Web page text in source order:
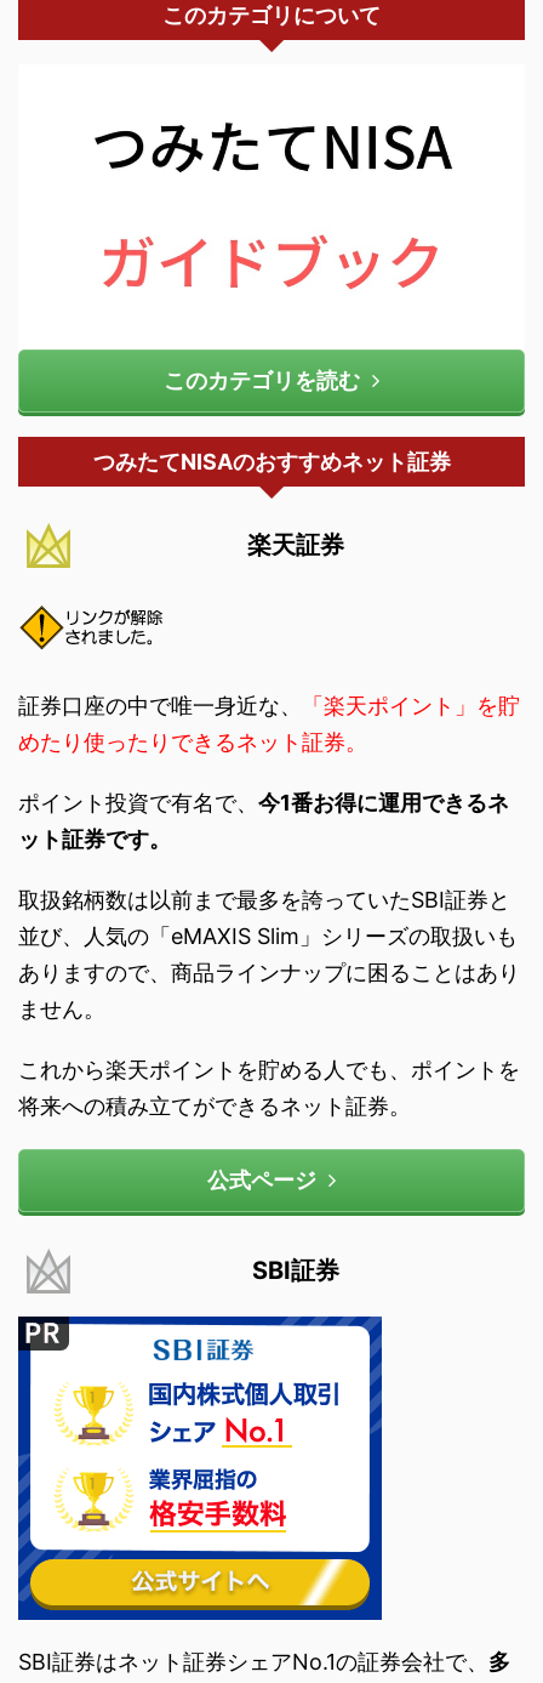
このカテゴリについて
このカテゴリを読む
つみたてNISAのおすすめネット証券
楽天証券
証券口座の中で唯一身近な、
「楽天ポイント」を貯
めたり使ったりできるネット証券。
ポイント投資で有名で、 今1番お得に運用できるネ
ット証券です。
取扱銘柄数は以前まで最多を誇っていたSBI証券と
並び、人気の「eMAXIS Slim」シリーズの取扱いも
ありますので、商品ラインナップに困ることはあり
ません。
これから楽天ポイントを貯める人でも、ポイントを
将来への積み立てができるネット証券。
公式ページ
SBI証券
SBI証券はネット証券シェアNo.1の証券会社で、 多